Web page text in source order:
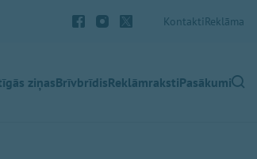
KontaktiReklāma
ziņasBrīvbrīdisReklāmrakstiPasākumi